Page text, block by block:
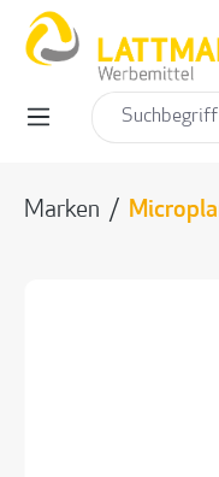
springen
Marken /